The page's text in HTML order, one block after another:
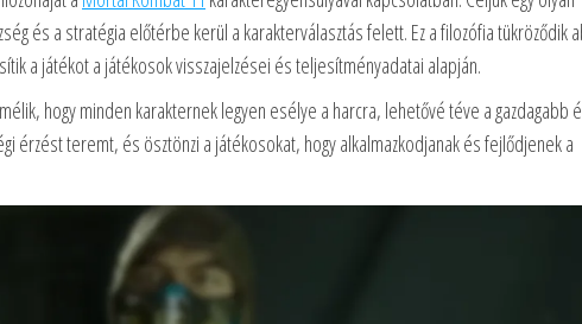
és a stratégia előtérbe kerül a karakterválasztás felett. Ez a filozófia tükröződik
a játékot a játékosok visszajelzései és teljesítményadatai alapján.
hogy minden karakternek legyen esélye a harcra, lehetővé téve a gazdagabb
érzést teremt, és ösztönzi a játékosokat, hogy alkalmazkodjanak és fejlődjenek a